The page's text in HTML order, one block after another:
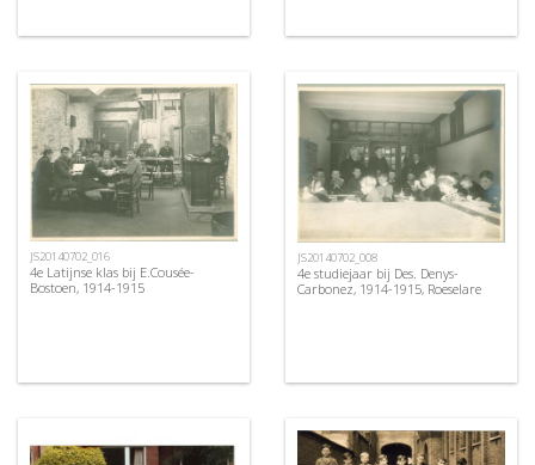
JS20140702_016
4e Latijnse klas bij E.Cousée-
Bostoen, 1914-1915
JS20140702_008
4e studiejaar bij Des. Denys-
Carbonez, 1914-1915, Roeselare